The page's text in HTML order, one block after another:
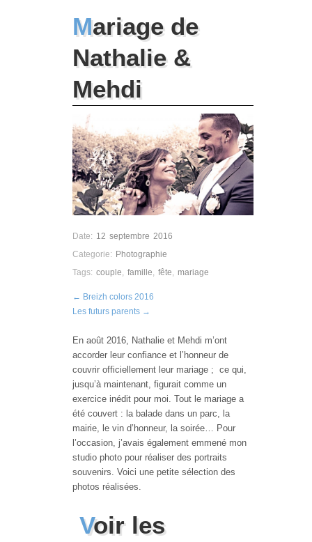
Mariage de
Nathalie &
Mehdi
Date: 12 septembre 2016
Categorie: Photographie
Tags: couple, famille, fête, mariage
← Breizh colors 2016
Les futurs parents →
En août 2016, Nathalie et Mehdi m’ont
accorder leur confiance et l’honneur de
couvrir officiellement leur mariage ; ce qui,
jusqu’à maintenant, figurait comme un
exercice inédit pour moi. Tout le mariage a
été couvert : la balade dans un parc, la
mairie, le vin d’honneur, la soirée… Pour
l’occasion, j’avais également emmené mon
studio photo pour réaliser des portraits
souvenirs. Voici une petite sélection des
photos réalisées.
Voir les